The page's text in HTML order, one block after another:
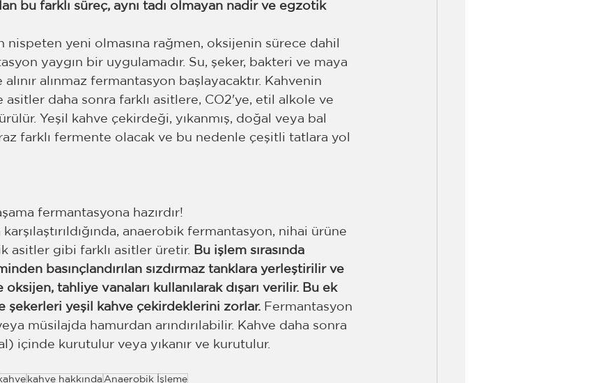
bu farklı süreç, aynı tadı olmayan nadir ve egzotik
yeni olmasına rağmen, oksijenin sürece dahil
yaygın bir uygulamadır. Su, şeker, bakteri ve maya
alınır alınmaz fermantasyon başlayacaktır. Kahvenin
asitler daha sonra farklı asitlere, CO2'ye, etil alkole ve
Yeşil kahve çekirdeği, yıkanmış, doğal veya bal
farklı fermente olacak ve bu nedenle çeşitli tatlara yol
fermantasyona hazırdır!
anaerobik fermantasyon, nihai ürüne
asitler gibi farklı asitler üretir.
Bu işlem sırasında
basınçlandırılan sızdırmaz tanklara yerleştirilir ve
oksijen, tahliye vanaları kullanılarak dışarı verilir. Bu ek
şekerleri yeşil kahve çekirdeklerini zorlar. Fermantasyon
müsilajda hamurdan arındırılabilir. Kahve daha sonra
içinde kurutulur veya yıkanır ve kurutulur.
kahve hakkında Anaerobik İşleme